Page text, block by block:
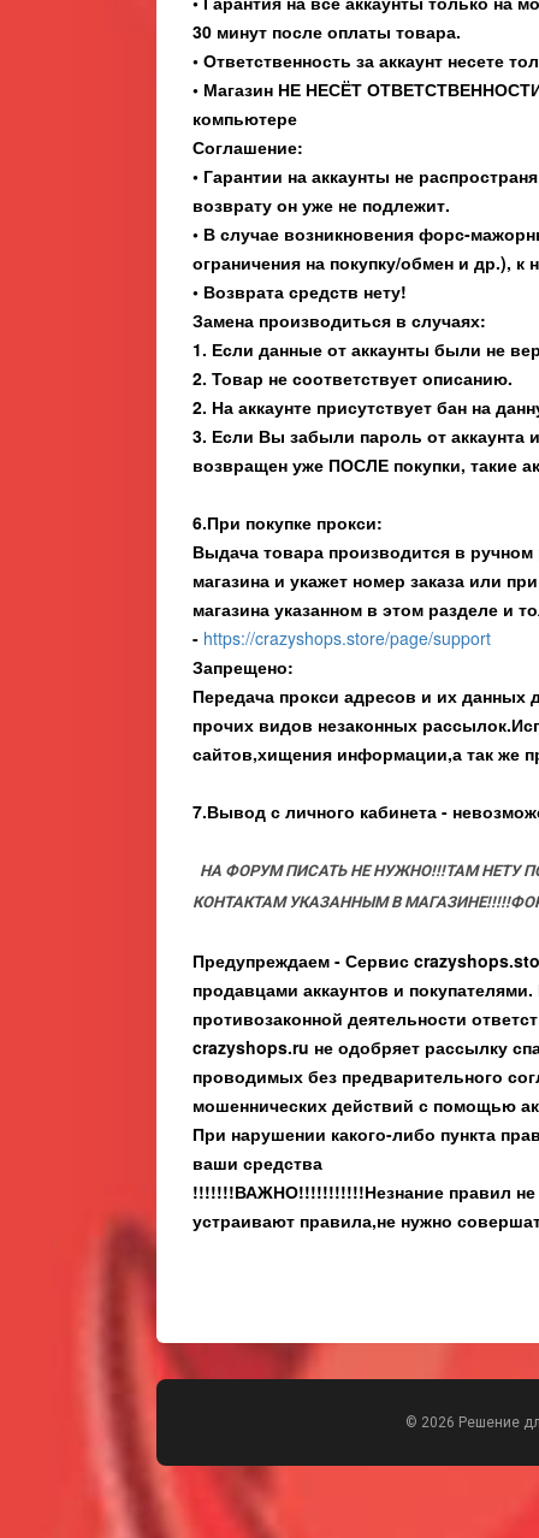
30 минут после оплаты товара.
• Ответственность за аккаунт несете
• Магазин НЕ НЕСЁТ
компьютере
Соглашение:
• Гарантии на аккаунты не
возврату он уже не подлежит.
• В случае возникновения форс-
ограничения на покупку/обмен и др.), к
• Возврата средств нету!
Замена производиться в случаях:
1. Если данные от аккаунты были не
2. Товар не соответствует описанию.
2. На аккаунте присутствует бан на
3. Если Вы забыли пароль от аккаунта
возвращен уже ПОСЛЕ покупки, такие
6.При покупке прокси:
Выдача товара производится в
магазина и укажет номер заказа или
магазина указанном в этом разделе и
- https://crazyshops.store/page/support
Запрещено:
Передача прокси адресов и их данных
прочих видов незаконных
сайтов,хищения информации,а так же
7.Вывод с личного кабинета -
НА ФОРУМ ПИСАТЬ НЕ НУЖНО!!!ТАМ НЕТУ
КОНТАКТАМ УКАЗАННЫМ В
Предупреждаем - Сервис
продавцами аккаунтов и
противозаконной деятельности
crazyshops.ru не одобряет рассылку
проводимых без предварительного
мошеннических действий с помощью
При нарушении какого-либо пункта
ваши средства
!!!!!!!ВАЖНО!!!!!!!!!!!Незнание правил не
устраивают правила,не нужно
© 2026 Решение